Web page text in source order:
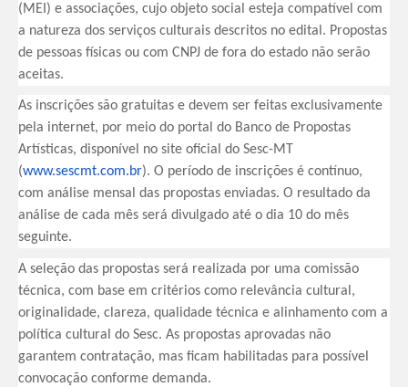
(MEI) e associações, cujo objeto social esteja compatível com
a natureza dos serviços culturais descritos no edital. Propostas
de pessoas físicas ou com CNPJ de fora do estado não serão
aceitas.
As inscrições são gratuitas e devem ser feitas exclusivamente
pela internet, por meio do portal do Banco de Propostas
Artísticas, disponível no site oficial do Sesc-MT
(www.sescmt.com.br). O período de inscrições é contínuo,
com análise mensal das propostas enviadas. O resultado da
análise de cada mês será divulgado até o dia 10 do mês
seguinte.
A seleção das propostas será realizada por uma comissão
técnica, com base em critérios como relevância cultural,
originalidade, clareza, qualidade técnica e alinhamento com a
política cultural do Sesc. As propostas aprovadas não
garantem contratação, mas ficam habilitadas para possível
convocação conforme demanda.